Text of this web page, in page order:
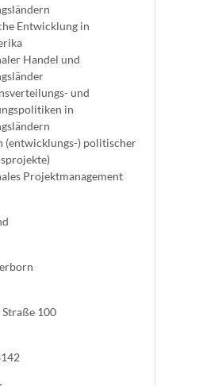
Entwicklung in
Handel und
und
in
(entwicklungs-) politischer
Projektmanagement
100